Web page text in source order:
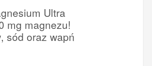
Ultra
mg magnezu!
sód oraz wapń